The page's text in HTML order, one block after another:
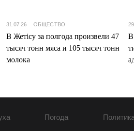
31.07.26 ОБЩЕСТВО
В Жетісу за полгода произвели 47
тысяч тонн мяса и 105 тысяч тонн
молока
В
Погода